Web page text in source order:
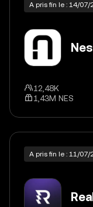
A pris fin le : 14/07/
12,48K
1,43M NES
A pris fin le : 11/07/